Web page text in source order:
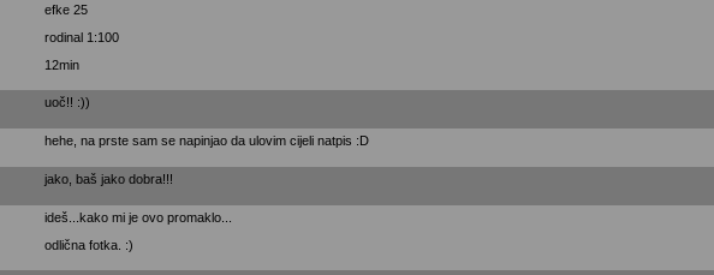
efke 25
rodinal 1:100
12min
uoč!! :))
hehe, na prste sam se napinjao da ulovim cijeli natpis :D
jako, baš jako dobra!!!
ideš...kako mi je ovo promaklo...
odlična fotka. :)